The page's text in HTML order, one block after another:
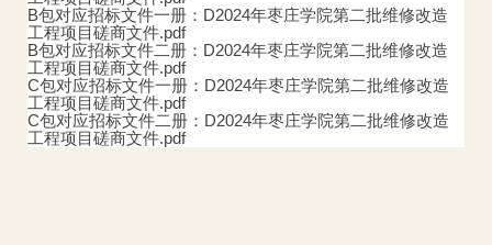
B包对应招标文件一册：D2024年枣庄学院第二批维修改造
工程项目磋商文件.pdf
B包对应招标文件二册：D2024年枣庄学院第二批维修改造
工程项目磋商文件.pdf
C包对应招标文件一册：D2024年枣庄学院第二批维修改造
工程项目磋商文件.pdf
C包对应招标文件二册：D2024年枣庄学院第二批维修改造
工程项目磋商文件.pdf